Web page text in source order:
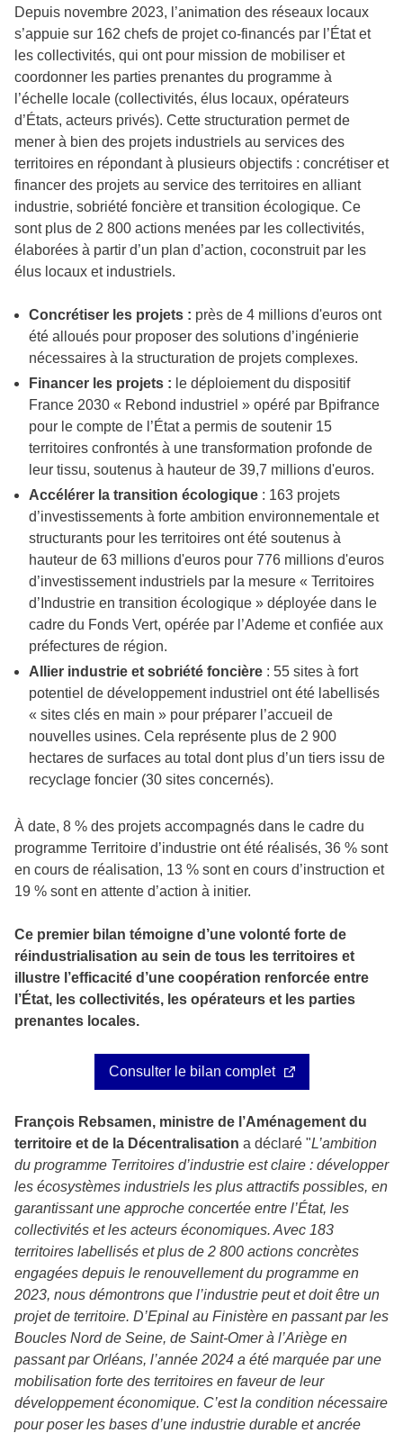
Depuis novembre 2023, l’animation des réseaux locaux
s’appuie sur 162 chefs de projet co-financés par l’État et
les collectivités, qui ont pour mission de mobiliser et
coordonner les parties prenantes du programme à
l’échelle locale (collectivités, élus locaux, opérateurs
d’États, acteurs privés). Cette structuration permet de
mener à bien des projets industriels au services des
territoires en répondant à plusieurs objectifs : concrétiser et
financer des projets au service des territoires en alliant
industrie, sobriété foncière et transition écologique. Ce
sont plus de 2 800 actions menées par les collectivités,
élaborées à partir d’un plan d’action, coconstruit par les
élus locaux et industriels.
Concrétiser les projets : près de 4 millions d'euros ont
été alloués pour proposer des solutions d’ingénierie
nécessaires à la structuration de projets complexes.
Financer les projets : le déploiement du dispositif
France 2030 « Rebond industriel » opéré par Bpifrance
pour le compte de l’État a permis de soutenir 15
territoires confrontés à une transformation profonde de
leur tissu, soutenus à hauteur de 39,7 millions d'euros.
Accélérer la transition écologique : 163 projets
d’investissements à forte ambition environnementale et
structurants pour les territoires ont été soutenus à
hauteur de 63 millions d'euros pour 776 millions d'euros
d’investissement industriels par la mesure « Territoires
d’Industrie en transition écologique » déployée dans le
cadre du Fonds Vert, opérée par l’Ademe et confiée aux
préfectures de région.
Allier industrie et sobriété foncière : 55 sites à fort
potentiel de développement industriel ont été labellisés
« sites clés en main » pour préparer l’accueil de
nouvelles usines. Cela représente plus de 2 900
hectares de surfaces au total dont plus d’un tiers issu de
recyclage foncier (30 sites concernés).
À date, 8 % des projets accompagnés dans le cadre du
programme Territoire d’industrie ont été réalisés, 36 % sont
en cours de réalisation, 13 % sont en cours d’instruction et
19 % sont en attente d’action à initier.
Ce premier bilan témoigne d’une volonté forte de
réindustrialisation au sein de tous les territoires et
illustre l’efficacité d’une coopération renforcée entre
l’État, les collectivités, les opérateurs et les parties
prenantes locales.
Consulter le bilan complet
François Rebsamen, ministre de l’Aménagement du
territoire et de la Décentralisation a déclaré "L’ambition
du programme Territoires d’industrie est claire : développer
les écosystèmes industriels les plus attractifs possibles, en
garantissant une approche concertée entre l’État, les
collectivités et les acteurs économiques. Avec 183
territoires labellisés et plus de 2 800 actions concrètes
engagées depuis le renouvellement du programme en
2023, nous démontrons que l’industrie peut et doit être un
projet de territoire. D’Epinal au Finistère en passant par les
Boucles Nord de Seine, de Saint-Omer à l’Ariège en
passant par Orléans, l’année 2024 a été marquée par une
mobilisation forte des territoires en faveur de leur
développement économique. C’est la condition nécessaire
pour poser les bases d’une industrie durable et ancrée